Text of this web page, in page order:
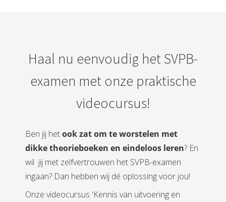
Haal nu eenvoudig het SVPB-
examen met onze praktische
videocursus!
Ben jij hetook zat om te worstelen met
dikke theorieboeken en eindeloos leren? En
wil jij met zelfvertrouwen het SVPB-examen
ingaan? Dan hebben wij dé oplossing voor jou!
Onze videocursus 'Kennis van uitvoering en